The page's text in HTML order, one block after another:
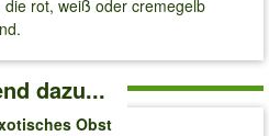
rot, weiß oder cremegelb
dazu...
Obst